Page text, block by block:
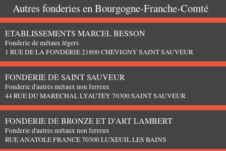
Autres fonderies enBourgogne-Franche-Comté
ETABLISSEMENTS MARCEL BESSON
Fonderie de métaux légers
1 RUE DE LA FONDERIE 21800 CHEVIGNY SAINT SAUVEUR
FONDERIE DE SAINT SAUVEUR
Fonderie d'autres métaux non ferreux
44 RUE DU MARECHAL LYAUTEY 70300 SAINT SAUVEUR
FONDERIE DE BRONZE ET D'ART LAMBERT
Fonderie d'autres métaux non ferreux
RUE ANATOLE FRANCE 70300 LUXEUIL LES BAINS